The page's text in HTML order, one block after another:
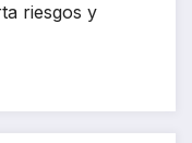
riesgos y